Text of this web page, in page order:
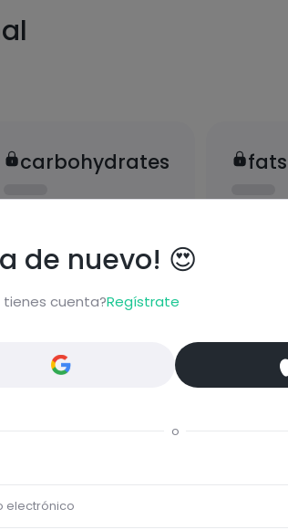
carbohydrates
proteins
fats
nutricional de las recetas, y
de nuevo! 😍
tienes cuenta?Regístrate
o
electrónico